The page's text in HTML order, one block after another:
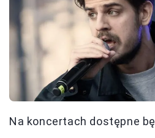
Na koncertach dostępne